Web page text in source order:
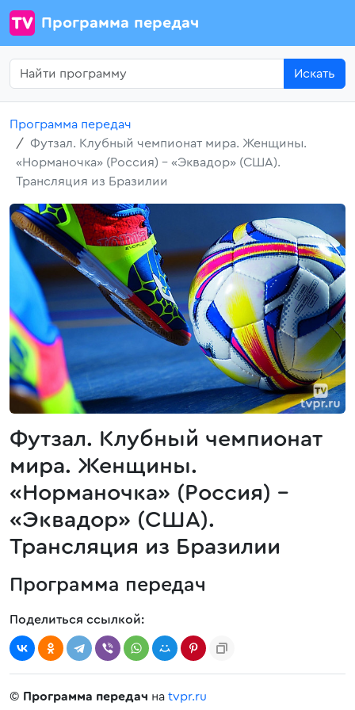
Программа передач
Искать
Программа передач
Футзал. Клубный чемпионат мира. Женщины.
«Норманочка» (Россия) - «Эквадор» (США).
Трансляция из Бразилии
Футзал. Клубный чемпионат
мира. Женщины.
«Норманочка» (Россия) -
«Эквадор» (США).
Трансляция из Бразилии
Программа передач
Поделиться ссылкой:
© Программа передач на tvpr.ru